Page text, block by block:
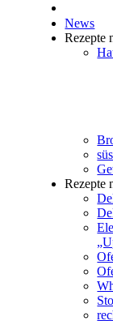
News
Rezepte
Rezepte